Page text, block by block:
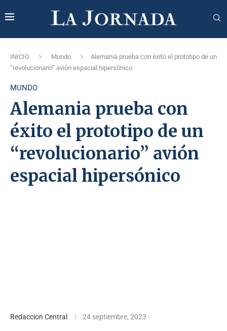
INICIO Mundo
Alemania prueba con éxito el prototipo de un
“revolucionario” avión espacial hipersónico
MUNDO
Alemania prueba con
éxito el prototipo de un
“revolucionario” avión
espacial hipersónico
Redaccion Central 24 septiembre, 2023